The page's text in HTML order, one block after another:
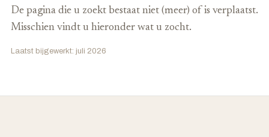
De pagina die u zoekt bestaat niet (meer) of is verplaatst.
Misschien vindt u hieronder wat u zocht.
Laatst bijgewerkt: juli 2026